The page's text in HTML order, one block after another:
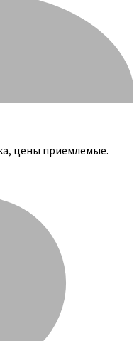
цены приемлемые.